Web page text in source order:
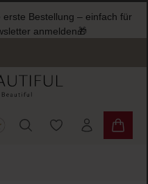
Bestellung – einfach für
anmelden🎁
Du hast 0